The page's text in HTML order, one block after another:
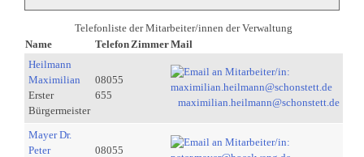
Telefonliste der Mitarbeiter/innen der Verwaltung
Name
Telefon ZimmerMail
Heilmann
Maximilian
Erster
Bürgermeister
08055
655
maximilian.heilmann@schonstett.de
Mayer Dr.
Peter
08055